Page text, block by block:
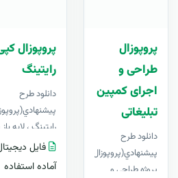
پروپوزال
طراحی و
اجرای کمپین
تبلیغاتی
دانلود طرح
پيشنهادي(پروپوزال)
پروژه طراحی و
پروپوزال
رایتینگ
دانلود طرح
رایتینگ ، لایه باز
قابل ویرایش در
Word+ آپدیت
فایل
آماده استفاده